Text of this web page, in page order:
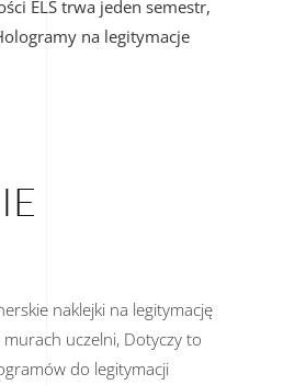
ELS trwa jeden semestr,
na legitymacje
naklejki na legitymację
uczelni, Dotyczy to
do legitymacji